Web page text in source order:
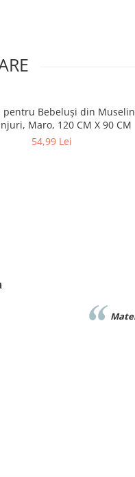
pentru Bebeluși din
Maro, 120 CM X 90 CM
54,99 Lei